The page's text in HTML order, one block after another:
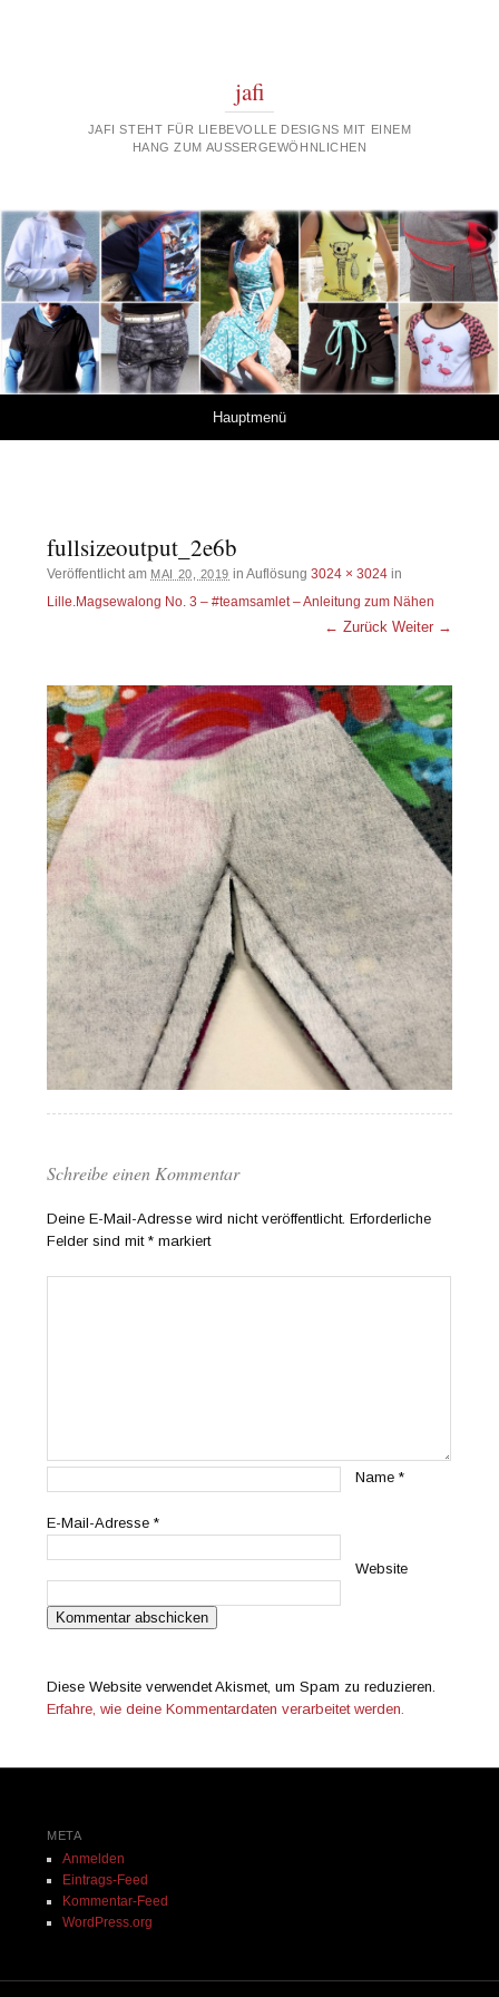
jafi
JAFI STEHT FÜR LIEBEVOLLE DESIGNS MIT EINEM
HANG ZUM AUSSERGEWÖHNLICHEN
Hauptmenü
fullsizeoutput_2e6b
Veröffentlicht am MAI 20, 2019 in Auflösung 3024 × 3024 in
Lille.Magsewalong No. 3 – #teamsamlet – Anleitung zum Nähen
← Zurück Weiter →
Schreibe einen Kommentar
Deine E-Mail-Adresse wird nicht veröffentlicht. Erforderliche
Felder sind mit* markiert
Name*
E-Mail-Adresse*
Website
Diese Website verwendet Akismet, um Spam zu reduzieren.
Erfahre, wie deine Kommentardaten verarbeitet werden.
META
Anmelden
Eintrags-Feed
Kommentar-Feed
WordPress.org